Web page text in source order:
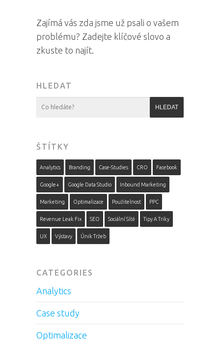
Zajímá vás zda jsme už psali o vašem
problému? Zadejte klíčové slovo a
zkuste to najít.
HLEDAT
ŠTÍTKY
Analytics Branding Case-Studies CRO Facebook
Google+ Google Data Studio Inbound Marketing
Marketing Optimalizace Použitelnost PPC
Revenue Leak Fix SEO Sociální Sítě Tipy A Triky
UX Výstavy Únik Tržeb
CATEGORIES
Analytics
Case study
Optimalizace